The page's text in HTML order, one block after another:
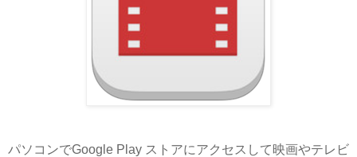
パソコンでGoogle Play ストアにアクセスして映画やテレビ